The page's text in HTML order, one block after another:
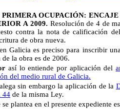
OCUPACIÓN:
A 2009. Resolución de 4 de
contra la nota de calificación
de obra nueva.
Galicia es preciso para inscribir
la obra es de 2006.
así lo entiende por aplicación del
del medio rural de Galicia.
alega sin embargo la aplicación de la
44 de la misma Ley.
plantea en el presente expediente